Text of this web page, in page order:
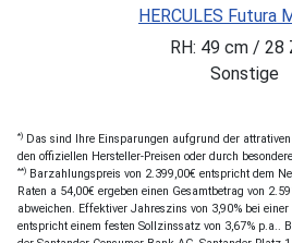
HERCULES Futura
RH: 49 cm / 28
Sonstige
*) Das sind Ihre Einsparungen aufgrund der attrativen
den offiziellen Hersteller-Preisen oder durch
**) Barzahlungspreis von 2.399,00€ entspricht dem
Raten a 54,00€ ergeben einen Gesamtbetrag von
abweichen. Effektiver Jahreszins von 3,90% bei
entspricht einem festen Sollzinssatz von 3,67% p.a..